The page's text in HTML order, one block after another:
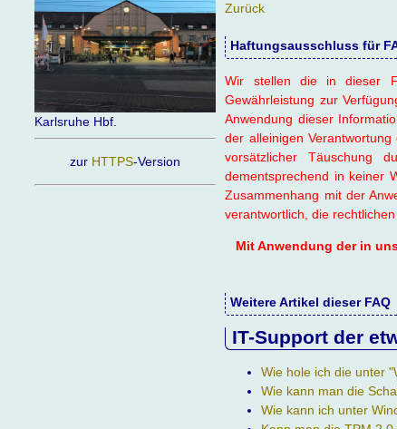
Zurück
Haftungsausschluss für
Wir stellen die in dieser
Gewährleistung zur
Anwendung dieser
der alleinigen
vorsätzlicher Täuschung
dementsprechend in keiner
Zusammenhang mit der
verantwortlich, die
Mit Anwendung der in
Weitere Artikel dieser FAQ
IT-Support der
Wie hole ich die unter
Wie kann man die
Wie kann ich unter
Karlsruhe Hbf.
zur HTTPS-Version